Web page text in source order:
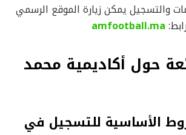
والتسجيل يمكن زيارة الموقع الرسمي
amfootball.ma
حول أكاديمية محمد
الأساسية للتسجيل في